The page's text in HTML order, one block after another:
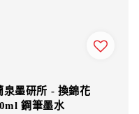
泉墨研所 - 換錦花
鋼筆墨水